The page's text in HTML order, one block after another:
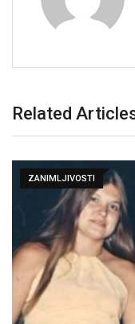
Related
ZANIMLJIVOSTI